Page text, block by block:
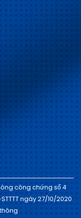
công chứng số 4
ngày 27/10/2020